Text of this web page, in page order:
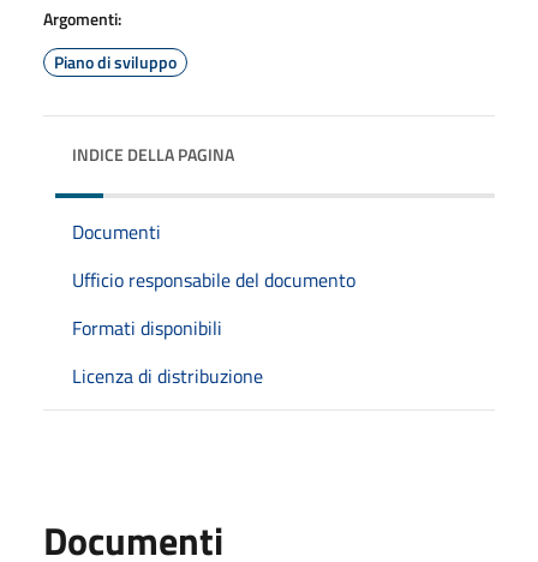
Argomenti:
Piano di sviluppo
INDICE DELLA PAGINA
Documenti
Ufficio responsabile del documento
Formati disponibili
Licenza di distribuzione
Documenti